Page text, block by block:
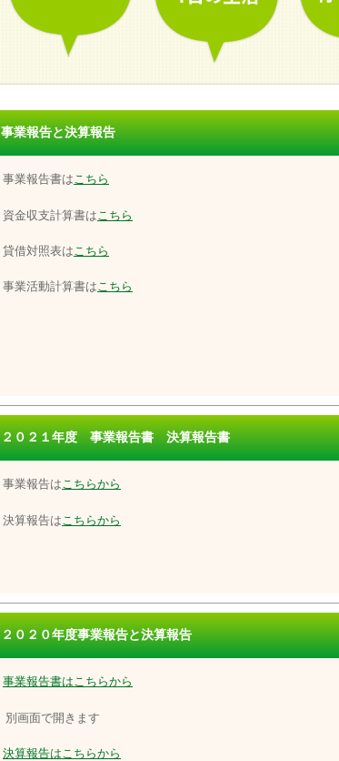
事業報告と決算報告
事業報告書はこちら
資金収支計算書は こちら
貸借対照表は こちら
事業活動計算書はこちら
２０２１年度 事業報告書 決算報告書
事業報告はこちらから
決算報告は こちらから
２０２０年度事業報告と決算報告
事業報告書はこちらから
別画面で開きます
決算報告はこちらから